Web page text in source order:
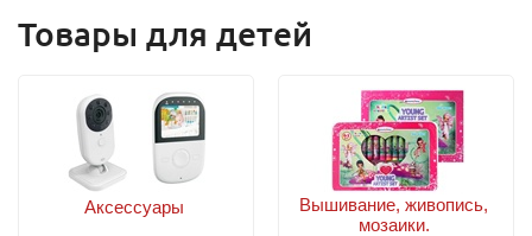
Товары для детей
Аксессуары
Вышивание, живопись,
мозаики.